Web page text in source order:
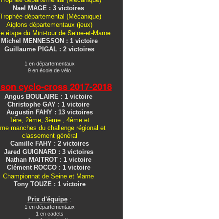
Nael MAGE : 3 victoires
Trophée départemental (Mécanique)
Aiglons départementaux (jeux)
étape du Mini-tour de Seine-et-Marne
Michel MENNESSON : 1 victoire
Guillaume PIGAL : 2 victoires
1 en départementaux
9 en école de vélo
cyclo-cross2017-2018
Angus BOULAIRE : 1 victoire
Christophe GAY : 1 victoire
Augustin FAHY : 13 victoires
1ére, 2ème, 3ème , 4ème et
manches du challenge régional et
classement général
Camille FAHY : 2 victoires
Jared GUIGNARD : 3 victoires
Nathan MAITROT : 1 victoire
Clément ROCCO : 1 victoire
Championnat de Seine et Marne
Tony TOUZE : 1 victoire
Prix d'équipe :
1 en départementaux
1 en cadets